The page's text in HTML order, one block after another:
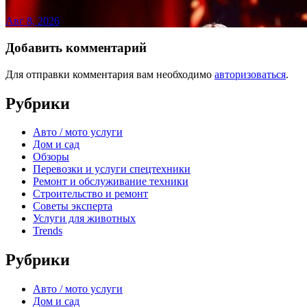
Авг 8, 2026
Добавить комментарий
Для отправки комментария вам необходимо авторизоваться.
Рубрики
Авто / мото услуги
Дом и сад
Обзоры
Перевозки и услуги спецтехники
Ремонт и обслуживание техники
Строительство и ремонт
Советы эксперта
Услуги для животных
Trends
Рубрики
Авто / мото услуги
Дом и сад